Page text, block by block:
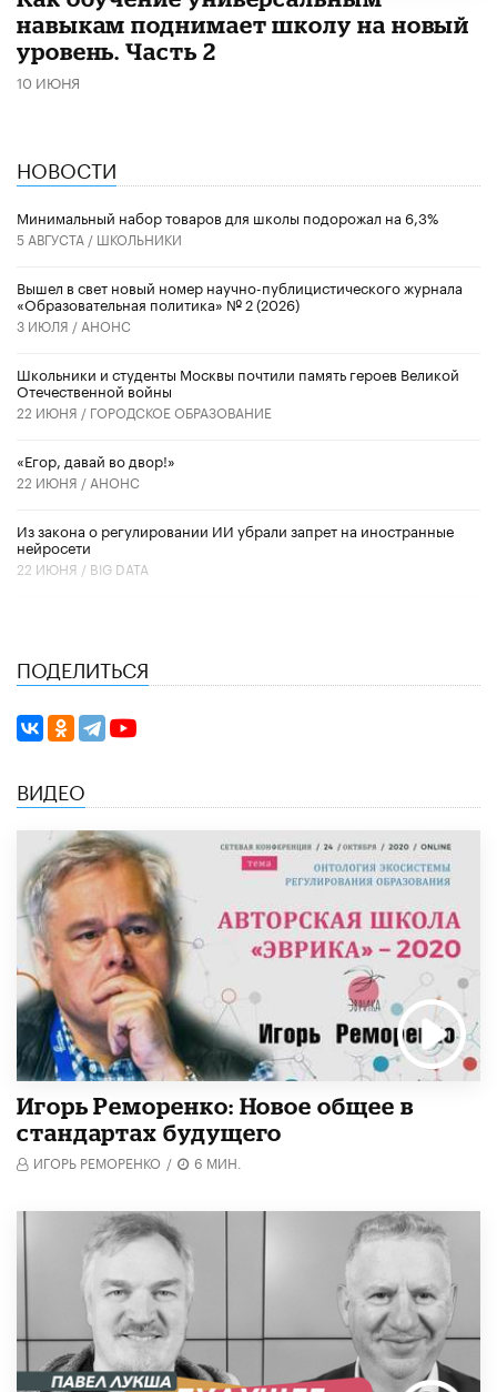
навыкам поднимает школу на новый
уровень. Часть 2
10 ИЮНЯ
НОВОСТИ
Минимальный набор товаров для школы подорожал на 6,3%
5 АВГУСТА / ШКОЛЬНИКИ
Вышел в свет новый номер научно-публицистического журнала
«Образовательная политика» № 2 (2026)
3 ИЮЛЯ / АНОНС
Школьники и студенты Москвы почтили память героев Великой
Отечественной войны
22 ИЮНЯ / ГОРОДСКОЕ ОБРАЗОВАНИЕ
«Егор, давай во двор!»
22 ИЮНЯ / АНОНС
Из закона о регулировании ИИ убрали запрет на иностранные
нейросети
22 ИЮНЯ / BIG DATA
ПОДЕЛИТЬСЯ
ВИДЕО
Игорь Реморенко: Новое общее в
стандартах будущего
ИГОРЬ РЕМОРЕНКО / 6 МИН.